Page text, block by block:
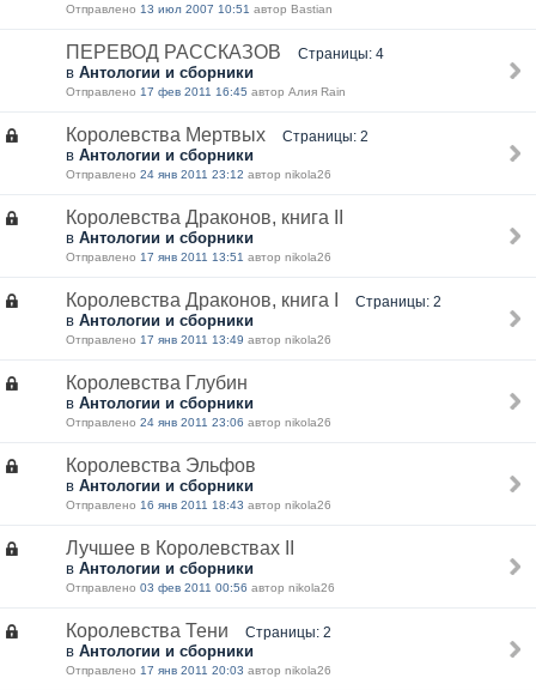
Отправлено 13 июл 2007 10:51 автор Bastian
ПЕРЕВОД РАССКАЗОВ Страницы: 4
в Антологии и сборники
Отправлено 17 фев 2011 16:45 автор Алия Rain
Королевства Мертвых Страницы: 2
в Антологии и сборники
Отправлено 24 янв 2011 23:12 автор nikola26
Королевства Драконов, книга II
в Антологии и сборники
Отправлено 17 янв 2011 13:51 автор nikola26
Королевства Драконов, книга I Страницы: 2
в Антологии и сборники
Отправлено 17 янв 2011 13:49 автор nikola26
Королевства Глубин
в Антологии и сборники
Отправлено 24 янв 2011 23:06 автор nikola26
Королевства Эльфов
в Антологии и сборники
Отправлено 16 янв 2011 18:43 автор nikola26
Лучшее в Королевствах II
в Антологии и сборники
Отправлено 03 фев 2011 00:56 автор nikola26
Королевства Тени Страницы: 2
в Антологии и сборники
Отправлено 17 янв 2011 20:03 автор nikola26